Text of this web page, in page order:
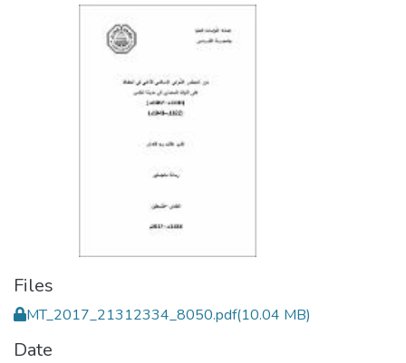
Files
MT_2017_21312334_8050.pdf(10.04 MB)
Date